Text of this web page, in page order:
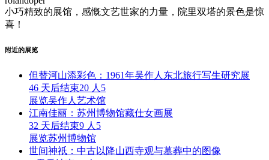
小巧精致的展馆，感慨文艺世家的力量，院里双塔的景色是惊
喜！
附近的展览
但替河山添彩色：1961年吴作人东北旅行写生研究展
46 天后结束20 人 5
展览吴作人艺术馆
江南佳丽：苏州博物馆藏仕女画展
32 天后结束9 人 5
展览苏州博物馆
世间神祇：中古以降山西寺观与墓葬中的图像